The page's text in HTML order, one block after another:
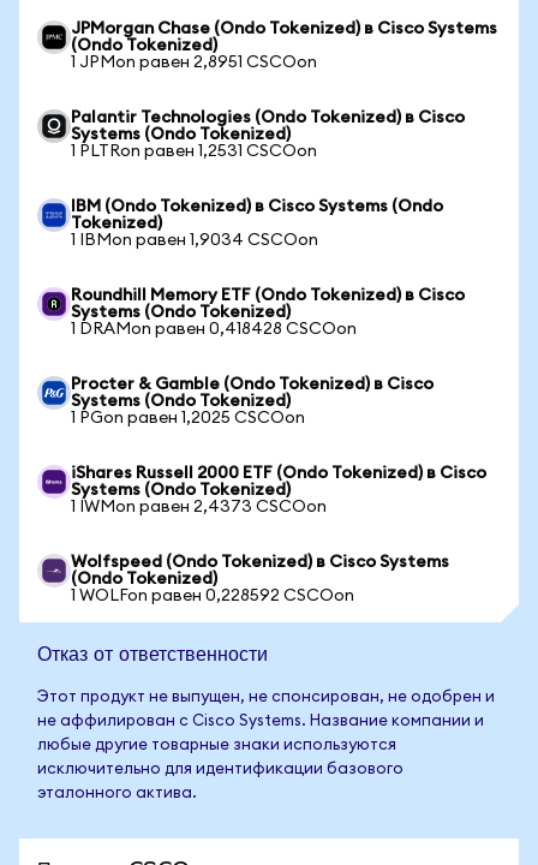
JPMorgan Chase (Ondo Tokenized) в Cisco Systems
(Ondo Tokenized)
1 JPMon равен 2,8951 CSCOon
Palantir Technologies (Ondo Tokenized) в Cisco
Systems (Ondo Tokenized)
1 PLTRon равен 1,2531 CSCOon
IBM (Ondo Tokenized) в Cisco Systems (Ondo
Tokenized)
1 IBMon равен 1,9034 CSCOon
Roundhill Memory ETF (Ondo Tokenized) в Cisco
Systems (Ondo Tokenized)
1 DRAMon равен 0,418428 CSCOon
Procter & Gamble (Ondo Tokenized) в Cisco
Systems (Ondo Tokenized)
1 PGon равен 1,2025 CSCOon
iShares Russell 2000 ETF (Ondo Tokenized) в Cisco
Systems (Ondo Tokenized)
1 IWMon равен 2,4373 CSCOon
Wolfspeed (Ondo Tokenized) в Cisco Systems
(Ondo Tokenized)
1 WOLFon равен 0,228592 CSCOon
Отказ от ответственности
Этот продукт не выпущен, не спонсирован, не одобрен и
не аффилирован с Cisco Systems. Название компании и
любые другие товарные знаки используются
исключительно для идентификации базового
эталонного актива.